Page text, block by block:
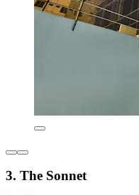
3. The Sonnet